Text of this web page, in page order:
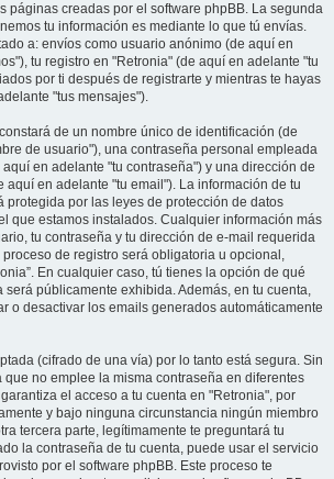
páginas creadas por el software phpBB. La segunda
tu información es mediante lo que tú envías.
a: envíos como usuario anónimo (de aquí en
tu registro en "Retronia" (de aquí en adelante "tu
por ti después de registrarte y mientras te hayas
"tus mensajes").
de un nombre único de identificación (de
de usuario"), una contraseña personal empleada
en adelante "tu contraseña") y una dirección de
aquí en adelante "tu email"). La información de tu
protegida por las leyes de protección de datos
que estamos instalados. Cualquier información más
tu contraseña y tu dirección de e-mail requerida
de registro será obligatoria u opcional,
En cualquier caso, tú tienes la opción de qué
será públicamente exhibida. Además, en tu cuenta,
o desactivar los emails generados automáticamente
(cifrado de una vía) por lo tanto está segura. Sin
no emplee la misma contraseña en diferentes
el acceso a tu cuenta en "Retronia", por
y bajo ninguna circunstancia ningún miembro
tercera parte, legítimamente te preguntará tu
la contraseña de tu cuenta, puede usar el servicio
por el software phpBB. Este proceso te